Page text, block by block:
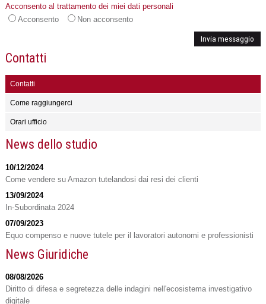
Acconsento al trattamento dei miei dati personali
Acconsento
Non acconsento
Contatti
Contatti
Come raggiungerci
Orari ufficio
News dello studio
10/12/2024
Come vendere su Amazon tutelandosi dai resi dei clienti
13/09/2024
In-Subordinata 2024
07/09/2023
Equo compenso e nuove tutele per il lavoratori autonomi e professionisti
News Giuridiche
08/08/2026
Diritto di difesa e segretezza delle indagini nell'ecosistema investigativo
digitale